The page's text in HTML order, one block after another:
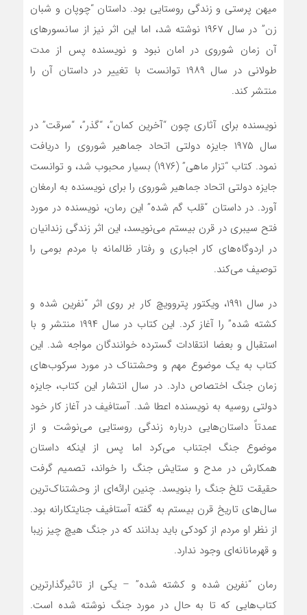
میهن پرستی و زندگی روستایی بود. داستان “چوپان و شبان
زن” در سال ۱۹۶۷ نوشته شد، اما این اثر نیز از سانسورهای
آن زمان شوروی در امان نبود و نویسنده پس از مدت
طولانی در سال ۱۹۸۹ توانست با تغییر در داستان آن را
منتشر کند.
نویسنده برای آثاری چون “آخرین کمان”، “گذر”، “سرقت” در
سال ۱۹۷۵ جایزه دولتی اتحاد جماهیر شوروی را دریافت
نمود. کتاب “تزار ماهی” (۱۹۷۶) بسیار محبوب شد، و توانست
جایزه دولتی اتحاد جماهیر شوروی را برای نویسنده به ارمغان
آورد. در داستان “قلب گم شده” این رمان، نویسنده در مورد
فتح سیبری در قرن بیستم می‌نویسد، این اثر زندگی زندانیان
در اردوگاه‌های کار اجباری و رفتار ظالمانه با مردم بومی را
توصیف می‌کند.
در سال ۱۹۹۱، ویکتور پتروویچ کار بر روی اثر “نفرین شده و
کشته شده” را آغاز کرد. این کتاب در سال ۱۹۹۴ منتشر و با
استقبال و بعضا انتقادات گسترده خوانندگان مواجه شد. این
کتاب به یک موضوع مهم و وحشتناک در مورد سرکوب‌های
زمان جنگ اختصاص دارد. در سال انتشار این کتاب، جایزه
دولتی روسیه به نویسنده اعطا شد. آستافیف در آغاز کار خود
عمدتاً داستان‌هایی درباره زندگی روستایی می‌نوشت و از
موضوع جنگ اجتناب می‌کرد اما پس از اینکه داستان
همکارش در مدح و ستایش جنگ را خواند، تصمیم گرفت
حقیقت تلخ جنگ را بنویسد. چنین ارائه‌ای از وحشتناک‌ترین
سال‌های تاریخ قرن بیستم به گفته آستافیف جنایتکارانه بود.
از نظر او مردم از کودکی باید بدانند که در جنگ هیچ چیز زیبا
و قهرمانانه‌ای وجود ندارد.
رمان “نفرین شده و کشته شده” – یکی از تاثیرگذارترین
کتاب‌هایی که تا به حال در مورد جنگ نوشته شده است.